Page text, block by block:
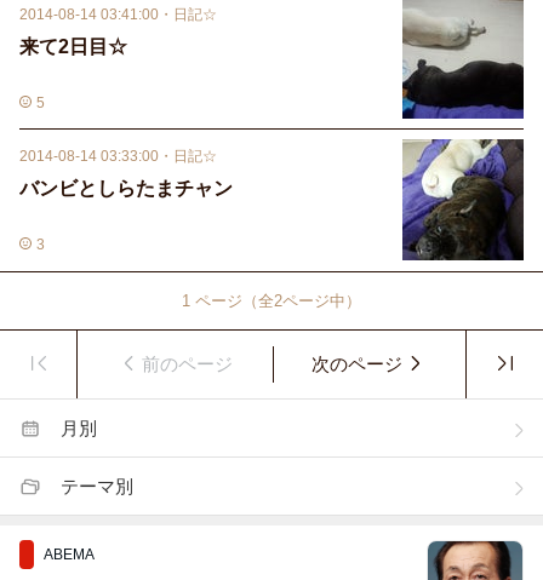
2014-08-14 03:41:00 ・ 日記☆
来て2日目☆
5
2014-08-14 03:33:00 ・ 日記☆
バンビとしらたまチャン
3
1 ページ（全2ページ中）
前のページ 次のページ
月別
テーマ別
ABEMA